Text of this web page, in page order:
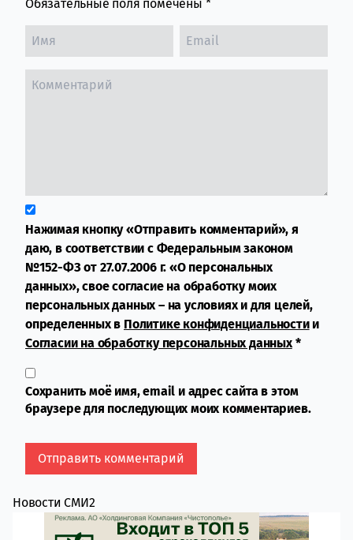
Обязательные поля помечены *
Нажимая кнопку «Отправить комментарий», я
даю, в соответствии с Федеральным законом
№152-ФЗ от 27.07.2006 г. «О персональных
данных», свое согласие на обработку моих
персональных данных – на условиях и для целей,
определенных в Политике конфиденциальностии
Согласии на обработку персональных данных*
Сохранить моё имя, email и адрес сайта в этом
браузере для последующих моих комментариев.
Новости СМИ2